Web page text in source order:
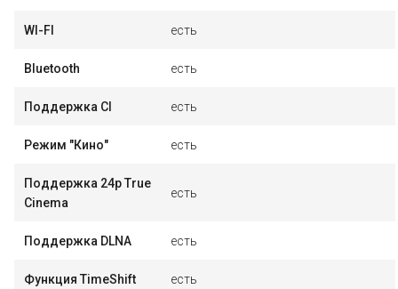
WI-FI есть
Bluetooth есть
Поддержка CI есть
Режим "Кино" есть
Поддержка 24p True
Cinema
есть
Поддержка DLNA есть
Функция TimeShift есть